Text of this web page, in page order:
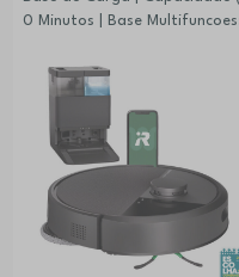
0 Minutos | Base
das esfregonas, Ciclos de